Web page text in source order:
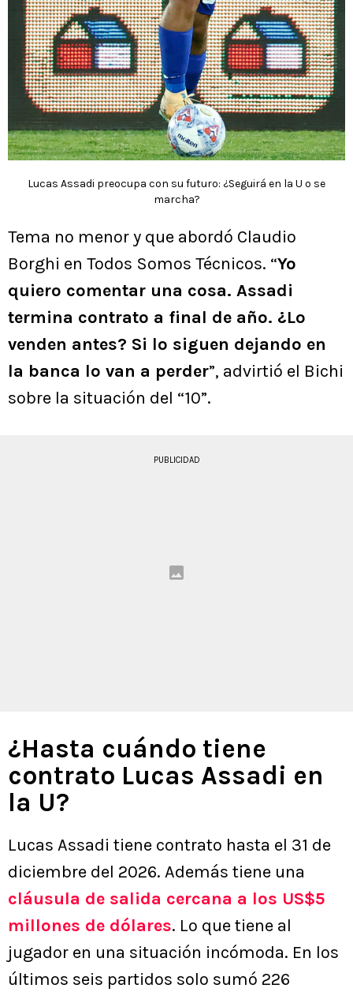
Lucas Assadi preocupa con su futuro: ¿Seguirá en la U o se
marcha?
Tema no menor y que abordó Claudio
Borghi en Todos Somos Técnicos. “Yo
quiero comentar una cosa. Assadi
termina contrato a final de año. ¿Lo
venden antes? Si lo siguen dejando en
la banca lo van a perder”, advirtió el Bichi
sobre la situación del “10”.
PUBLICIDAD
¿Hasta cuándo tiene
contrato Lucas Assadi en
la U?
Lucas Assadi tiene contrato hasta el 31 de
diciembre del 2026. Además tiene una
cláusula de salida cercana a los US$5
millones de dólares. Lo que tiene al
jugador en una situación incómoda. En los
últimos seis partidos solo sumó 226